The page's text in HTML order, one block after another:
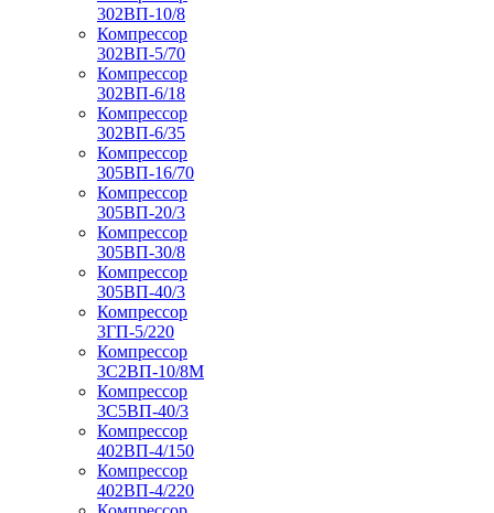
302ВП-10/8
Компрессор
302ВП-5/70
Компрессор
302ВП-6/18
Компрессор
302ВП-6/35
Компрессор
305ВП-16/70
Компрессор
305ВП-20/3
Компрессор
305ВП-30/8
Компрессор
305ВП-40/3
Компрессор
3ГП-5/220
Компрессор
3С2ВП-10/8М
Компрессор
3С5ВП-40/3
Компрессор
402ВП-4/150
Компрессор
402ВП-4/220